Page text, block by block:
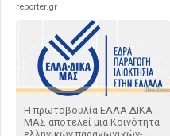
reporter.gr
Η πρωτοβουλία ΕΛΛΑ-ΔΙΚΑ
ΜΑΣ αποτελεί μια Κοινότητα